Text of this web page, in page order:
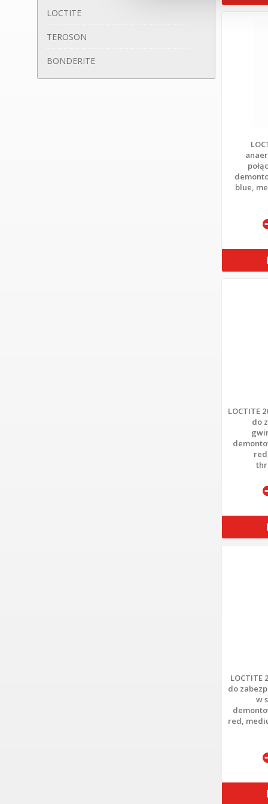
blue,
LOCTITE
do
do
w
red,
LOCTITE
TEROSON
BONDERITE